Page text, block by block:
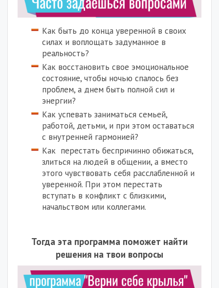
Как быть до конца уверенной в своих
силах и воплощать задуманное в
реальность?
Как восстановить свое эмоциональное
состояние, чтобы ночью спалось без
проблем, а днем быть полной сил и
энергии?
Как успевать заниматься семьей,
работой, детьми, и при этом оставаться
с внутренней гармонией?
Как перестать беспричинно обижаться,
злиться на людей в общении, а вместо
этого чувствовать себя расслабленной и
уверенной. При этом перестать
вступать в конфликт с близкими,
начальством или коллегами.
Тогда эта программа поможет найти
решения на твои вопросы